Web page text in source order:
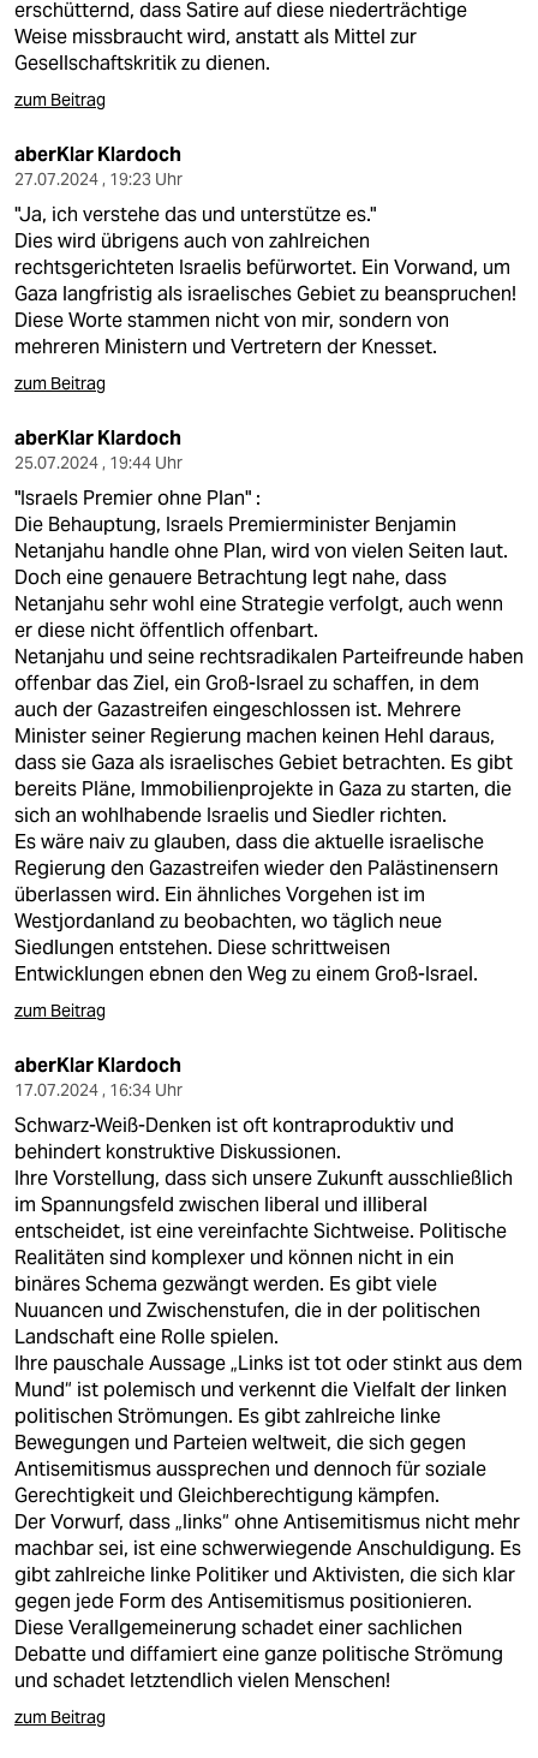
erschütternd, dass Satire auf diese niederträchtige
Weise missbraucht wird, anstatt als Mittel zur
Gesellschaftskritik zu dienen.
zum Beitrag
aberKlar Klardoch
27.07.2024 , 19:23 Uhr
"Ja, ich verstehe das und unterstütze es."
Dies wird übrigens auch von zahlreichen
rechtsgerichteten Israelis befürwortet. Ein Vorwand, um
Gaza langfristig als israelisches Gebiet zu beanspruchen!
Diese Worte stammen nicht von mir, sondern von
mehreren Ministern und Vertretern der Knesset.
zum Beitrag
aberKlar Klardoch
25.07.2024 , 19:44 Uhr
"Israels Premier ohne Plan" :
Die Behauptung, Israels Premierminister Benjamin
Netanjahu handle ohne Plan, wird von vielen Seiten laut.
Doch eine genauere Betrachtung legt nahe, dass
Netanjahu sehr wohl eine Strategie verfolgt, auch wenn
er diese nicht öffentlich offenbart.
Netanjahu und seine rechtsradikalen Parteifreunde haben
offenbar das Ziel, ein Groß-Israel zu schaffen, in dem
auch der Gazastreifen eingeschlossen ist. Mehrere
Minister seiner Regierung machen keinen Hehl daraus,
dass sie Gaza als israelisches Gebiet betrachten. Es gibt
bereits Pläne, Immobilienprojekte in Gaza zu starten, die
sich an wohlhabende Israelis und Siedler richten.
Es wäre naiv zu glauben, dass die aktuelle israelische
Regierung den Gazastreifen wieder den Palästinensern
überlassen wird. Ein ähnliches Vorgehen ist im
Westjordanland zu beobachten, wo täglich neue
Siedlungen entstehen. Diese schrittweisen
Entwicklungen ebnen den Weg zu einem Groß-Israel.
zum Beitrag
aberKlar Klardoch
17.07.2024 , 16:34 Uhr
Schwarz-Weiß-Denken ist oft kontraproduktiv und
behindert konstruktive Diskussionen.
Ihre Vorstellung, dass sich unsere Zukunft ausschließlich
im Spannungsfeld zwischen liberal und illiberal
entscheidet, ist eine vereinfachte Sichtweise. Politische
Realitäten sind komplexer und können nicht in ein
binäres Schema gezwängt werden. Es gibt viele
Nuuancen und Zwischenstufen, die in der politischen
Landschaft eine Rolle spielen.
Ihre pauschale Aussage „Links ist tot oder stinkt aus dem
Mund“ ist polemisch und verkennt die Vielfalt der linken
politischen Strömungen. Es gibt zahlreiche linke
Bewegungen und Parteien weltweit, die sich gegen
Antisemitismus aussprechen und dennoch für soziale
Gerechtigkeit und Gleichberechtigung kämpfen.
Der Vorwurf, dass „links“ ohne Antisemitismus nicht mehr
machbar sei, ist eine schwerwiegende Anschuldigung. Es
gibt zahlreiche linke Politiker und Aktivisten, die sich klar
gegen jede Form des Antisemitismus positionieren.
Diese Verallgemeinerung schadet einer sachlichen
Debatte und diffamiert eine ganze politische Strömung
und schadet letztendlich vielen Menschen!
zum Beitrag